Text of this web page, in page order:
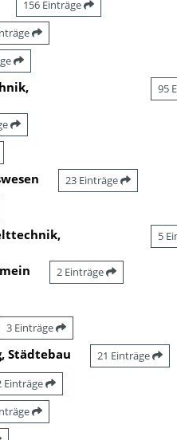
156 Einträge
95
23 Einträge
5
2 Einträge
3 Einträge
Städtebau 21 Einträge
Einträge